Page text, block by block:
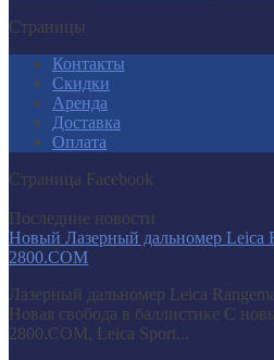
Страницы
Контакты
Скидки
Аренда
Доставка
Оплата
Страница Facebook
Последние новости
Новый Лазерный дальномер Leica
2800.COM
Лазерный дальномер Leica
Новая свобода в баллистике С
2800.COM, Leica Sport...